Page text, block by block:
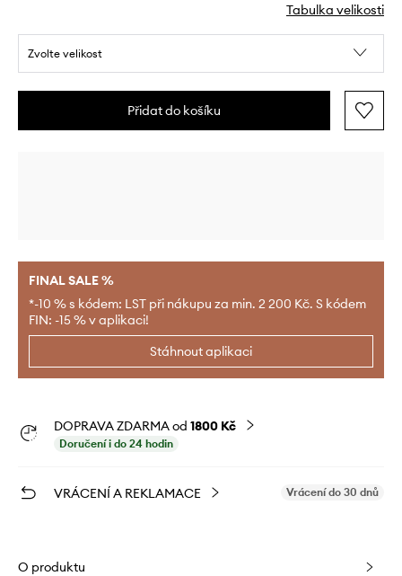
Tabulka velikosti
Zvolte velikost
Přidat do košíku
FINAL SALE %
*-10 % s kódem: LST při nákupu za min. 2 200 Kč. S kódem
FIN: -15 % v aplikaci!
Stáhnout aplikaci
DOPRAVA ZDARMA od 1800 Kč
Doručení i do 24 hodin
VRÁCENÍ A REKLAMACE Vrácení do 30 dnů
O produktu